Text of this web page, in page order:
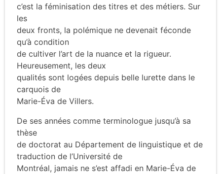
c’est la féminisation des titres et des métiers. Sur
les
deux fronts, la polémique ne devenait féconde
qu’à condition
de cultiver l’art de la nuance et la rigueur.
Heureusement, les deux
qualités sont logées depuis belle lurette dans le
carquois de
Marie-Éva de Villers.
De ses années comme terminologue jusqu’à sa
thèse
de doctorat au Département de linguistique et de
traduction de l’Université de
Montréal, jamais ne s’est affadi en Marie-Éva de